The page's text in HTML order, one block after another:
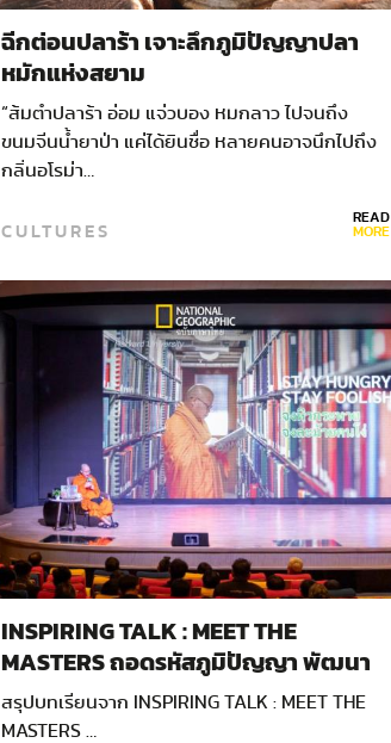
ฉีกต่อนปลาร้า เจาะลึกภูมิปัญญาปลา
หมักแห่งสยาม
“ส้มตำปลาร้า อ่อม แจ่วบอง หมกลาว ไปจนถึง
ขนมจีนน้ำยาป่า แค่ได้ยินชื่อ หลายคนอาจนึกไปถึง
กลิ่นอโรม่า…
CULTURES READ
MORE
INSPIRING TALK : MEET THE
MASTERS ถอดรหัสภูมิปัญญา พัฒนา
งานชุมชน
สรุปบทเรียนจาก INSPIRING TALK : MEET THE
MASTERS …